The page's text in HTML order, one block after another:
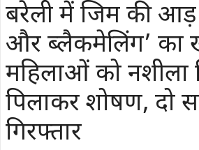
बरेली में जिम की
और ब्लैकमेलिंग’ का
महिलाओं को नशीला
पिलाकर शोषण, दो
गिरफ्तार